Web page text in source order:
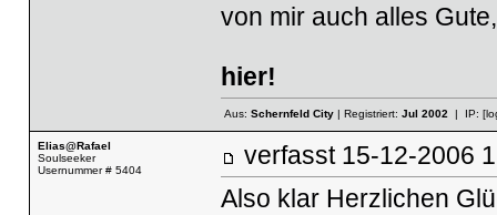
von mir auch alles
hier!
Aus: Schernfeld City| Registriert: Jul 2002| IP:
Elias@Rafael
Soulseeker
Usernummer # 5404
verfasst 15-12-
Also klar Herzlichen